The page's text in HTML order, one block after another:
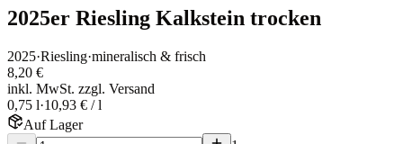
2025er Riesling Kalkstein trocken
2025·Riesling·mineralisch & frisch
8,20 €
inkl. MwSt. zzgl. Versand
0,75 l·10,93 € / l
Auf Lager